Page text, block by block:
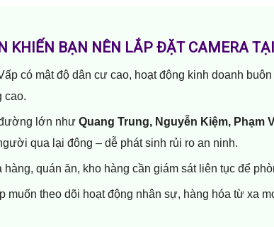
KHIẾN BẠN NÊN LẮP ĐẶT CAMERA
có mật độ dân cư cao, hoạt động kinh doanh
cao.
lớn như Quang Trung, Nguyễn Kiệm, Phạm
qua lại đông – dễ phát sinh rủi ro an ninh.
hàng, quán ăn, kho hàng cần giám sát liên tục để
muốn theo dõi hoạt động nhân sự, hàng hóa từ xa